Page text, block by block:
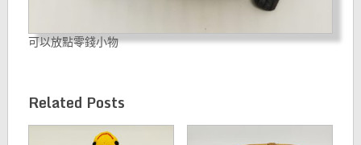
可以放點零錢小物
Related Posts